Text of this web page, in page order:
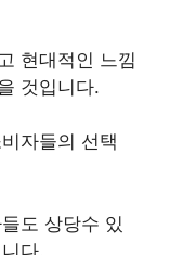
현대적인 느낌
것입니다.
자들의 선택
도 상당수 있
다.